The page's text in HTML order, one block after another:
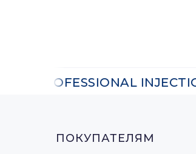
PROFESSIONAL INJECTION
ПОКУПАТЕЛЯМ